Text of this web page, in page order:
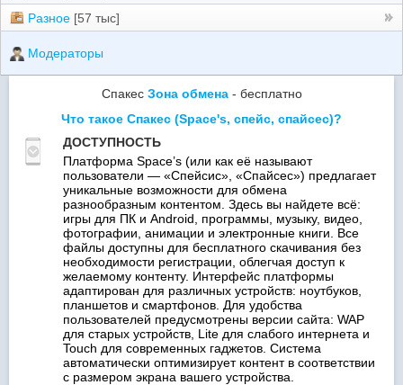
Разное [57 тыс]
Модераторы
Спакес Зона обмена- бесплатно
Что такое Спакес (Space's, спейс, спайсес)?
ДОСТУПНОСТЬ
Платформа Space’s (или как её называют
пользователи — «Спейcис», «Спайсес») предлагает
уникальные возможности для обмена
разнообразным контентом. Здесь вы найдете всё:
игры для ПК и Android, программы, музыку, видео,
фотографии, анимации и электронные книги. Все
файлы доступны для бесплатного скачивания без
необходимости регистрации, облегчая доступ к
желаемому контенту. Интерфейс платформы
адаптирован для различных устройств: ноутбуков,
планшетов и смартфонов. Для удобства
пользователей предусмотрены версии сайта: WAP
для старых устройств, Lite для слабого интернета и
Touch для современных гаджетов. Система
автоматически оптимизирует контент в соответствии
с размером экрана вашего устройства.